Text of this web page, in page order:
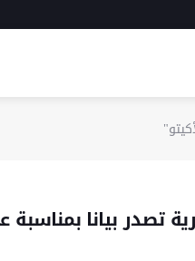
تصدر بيانا بمناسبة